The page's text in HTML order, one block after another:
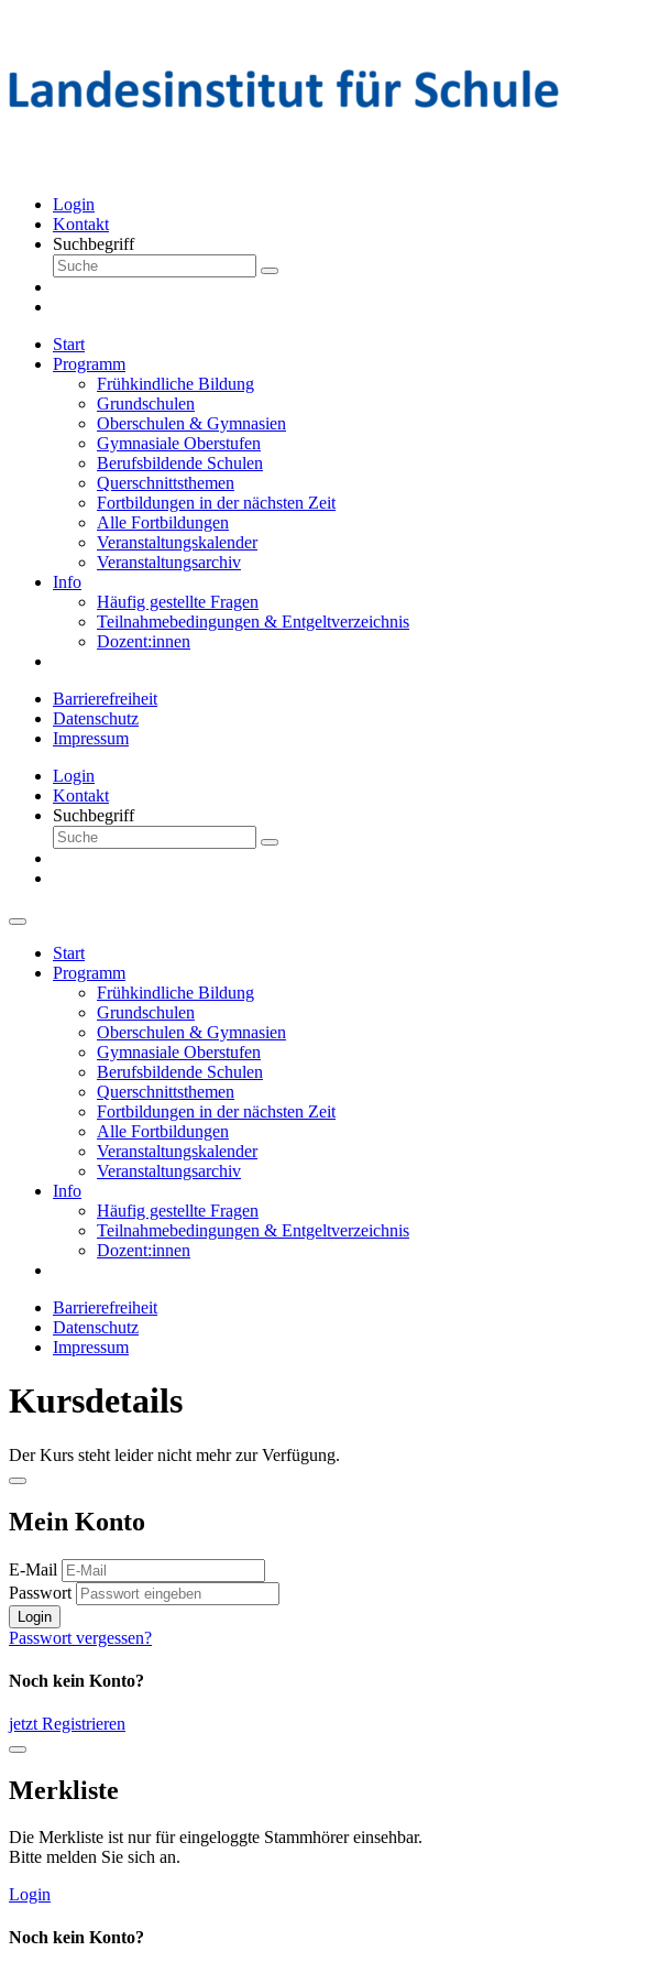
Login
Kontakt
Suchbegriff
Start
Programm
Frühkindliche Bildung
Grundschulen
Oberschulen & Gymnasien
Gymnasiale Oberstufen
Berufsbildende Schulen
Querschnittsthemen
Fortbildungen in der nächsten Zeit
Alle Fortbildungen
Veranstaltungskalender
Veranstaltungsarchiv
Info
Häufig gestellte Fragen
Teilnahmebedingungen & Entgeltverzeichnis
Dozent:innen
Barrierefreiheit
Datenschutz
Impressum
Login
Kontakt
Suchbegriff
Start
Programm
Frühkindliche Bildung
Grundschulen
Oberschulen & Gymnasien
Gymnasiale Oberstufen
Berufsbildende Schulen
Querschnittsthemen
Fortbildungen in der nächsten Zeit
Alle Fortbildungen
Veranstaltungskalender
Veranstaltungsarchiv
Info
Häufig gestellte Fragen
Teilnahmebedingungen & Entgeltverzeichnis
Dozent:innen
Barrierefreiheit
Datenschutz
Impressum
Kursdetails
Der Kurs steht leider nicht mehr zur Verfügung.
Mein Konto
E-Mail
Passwort
Login
Passwort vergessen?
Noch kein Konto?
jetzt Registrieren
Merkliste
Die Merkliste ist nur für eingeloggte Stammhörer einsehbar.
Bitte melden Sie sich an.
Login
Noch kein Konto?